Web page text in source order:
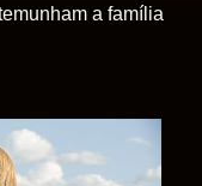
a família